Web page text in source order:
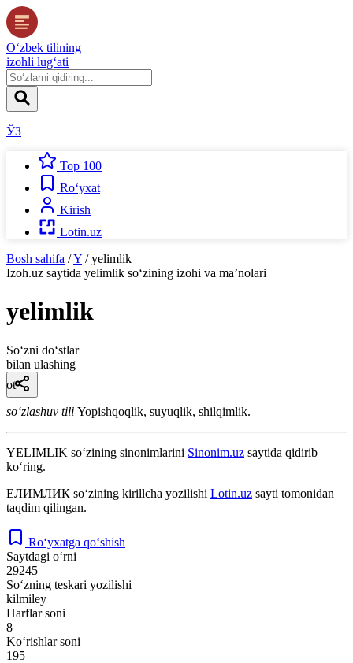
O‘zbek tilining
izohli lug‘ati
ЎЗ
Top 100
Ro‘yxat
Kirish
Lotin.uz
Bosh sahifa /Y / yelimlik
Izoh.uz saytida yelimlik so‘zining izohi va ma’nolari
yelimlik
So‘zni do‘stlar
bilan ulashing
ot
so‘zlashuv tili Yopishqoqlik, suyuqlik, shilqimlik.
YELIMLIK so‘zining sinonimlarini Sinonim.uz saytida qidirib
ko‘ring.
ЕЛИМЛИК so‘zining kirillcha yozilishi Lotin.uz sayti tomonidan
taqdim qilingan.
Ro‘yxatga qo‘shish
Saytdagi o‘rni
29245
So‘zning teskari yozilishi
kilmiley
Harflar soni
8
Ko‘rishlar soni
195